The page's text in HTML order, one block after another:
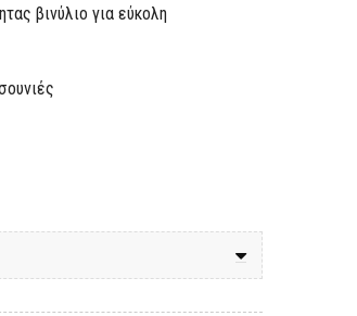
βινύλιο για εύκολη